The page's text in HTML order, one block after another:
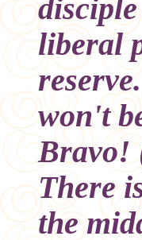
liberal
won't
Bravo!
There
the